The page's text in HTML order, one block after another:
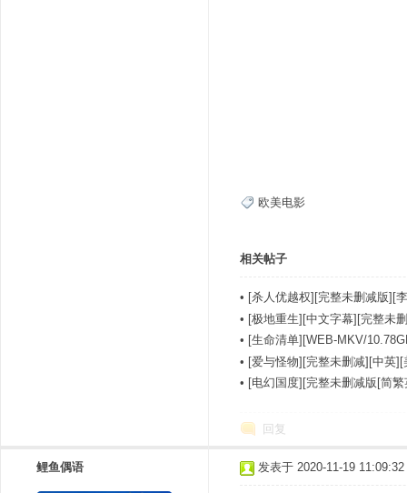
欧美电影
相关帖子
• [杀人优越权][完整未删减版][
• [极地重生][中文字幕][完整未
• [生命清单][WEB-MKV/
• [爱与怪物][完整未删减][中英
• [电幻国度][完整未删减版[简
回复
鲤鱼偶语 发表于 2020-11-19 11:09:32